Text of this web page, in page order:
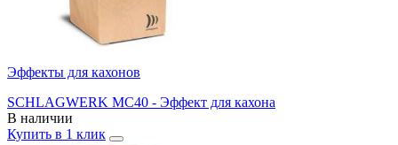
Эффекты для кахонов
SCHLAGWERK MC40 - Эффект для кахона
В наличии
Купить в 1 клик